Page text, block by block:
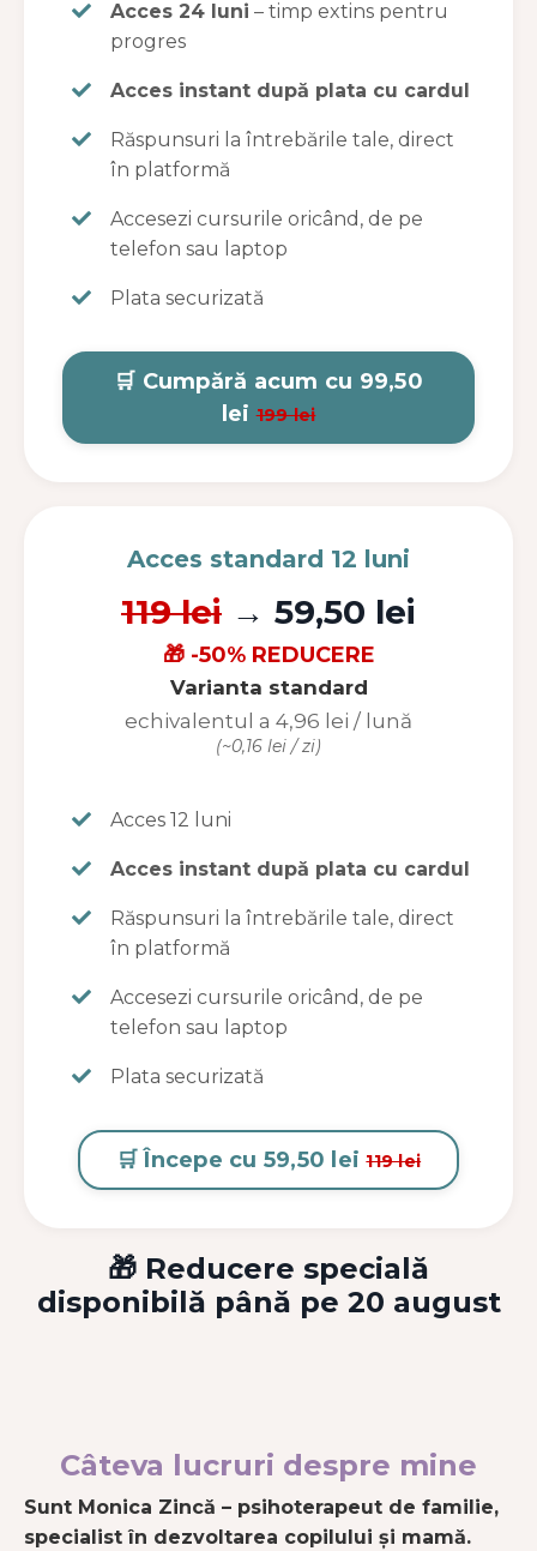
Acces 24 luni – timp extins pentru
progres
Acces instant după plata cu cardul
Răspunsuri la întrebările tale, direct
în platformă
Accesezi cursurile oricând, de pe
telefon sau laptop
Plata securizată
🛒 Cumpără acum cu 99,50
lei199 lei
Acces standard 12 luni
119 lei → 59,50 lei
🎁 -50% REDUCERE
Varianta standard
echivalentul a 4,96 lei / lună
(~0,16 lei / zi)
Acces 12 luni
Acces instant după plata cu cardul
Răspunsuri la întrebările tale, direct
în platformă
Accesezi cursurile oricând, de pe
telefon sau laptop
Plata securizată
🛒 Începe cu 59,50 lei119 lei
🎁 Reducere specială
disponibilă până pe 20 august
Câteva lucruri despre mine
Sunt Monica Zincă – psihoterapeut de familie,
specialist în dezvoltarea copilului și mamă.